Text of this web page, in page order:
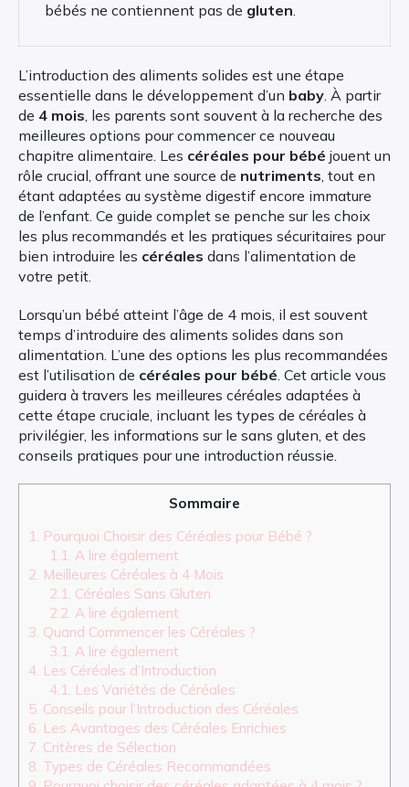
bébés ne contiennent pas de gluten.
L’introduction des aliments solides est une étape
essentielle dans le développement d’un baby. À partir
de 4 mois, les parents sont souvent à la recherche des
meilleures options pour commencer ce nouveau
chapitre alimentaire. Les céréales pour bébé jouent un
rôle crucial, offrant une source de nutriments, tout en
étant adaptées au système digestif encore immature
de l’enfant. Ce guide complet se penche sur les choix
les plus recommandés et les pratiques sécuritaires pour
bien introduire les céréales dans l’alimentation de
votre petit.
Lorsqu’un bébé atteint l’âge de 4 mois, il est souvent
temps d’introduire des aliments solides dans son
alimentation. L’une des options les plus recommandées
est l’utilisation de céréales pour bébé. Cet article vous
guidera à travers les meilleures céréales adaptées à
cette étape cruciale, incluant les types de céréales à
privilégier, les informations sur le sans gluten, et des
conseils pratiques pour une introduction réussie.
Sommaire
1. Pourquoi Choisir des Céréales pour Bébé ?
1.1. A lire également
2. Meilleures Céréales à 4 Mois
2.1. Céréales Sans Gluten
2.2. A lire également
3. Quand Commencer les Céréales ?
3.1. A lire également
4. Les Céréales d’Introduction
4.1. Les Variétés de Céréales
5. Conseils pour l’Introduction des Céréales
6. Les Avantages des Céréales Enrichies
7. Critères de Sélection
8. Types de Céréales Recommandées